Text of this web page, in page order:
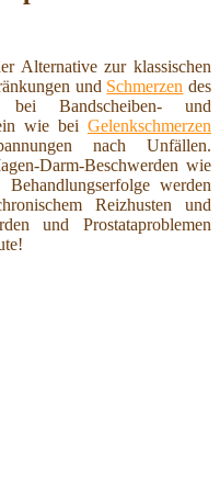
Alternative zur klassischen
und Schmerzen des
bei Bandscheiben- und
wie bei Gelenkschmerzen
nach Unfällen.
Darm-Beschwerden wie
werden
Reizhusten und
und Prostataproblemen